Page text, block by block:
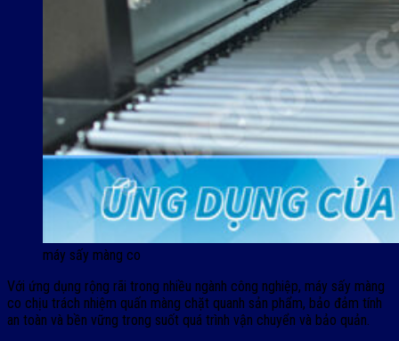
máy sấy màng co
Với ứng dụng rộng rãi trong nhiều ngành công nghiệp, máy sấy màng
co chịu trách nhiệm quấn màng chặt quanh sản phẩm, bảo đảm tính
an toàn và bền vững trong suốt quá trình vận chuyển và bảo quản.